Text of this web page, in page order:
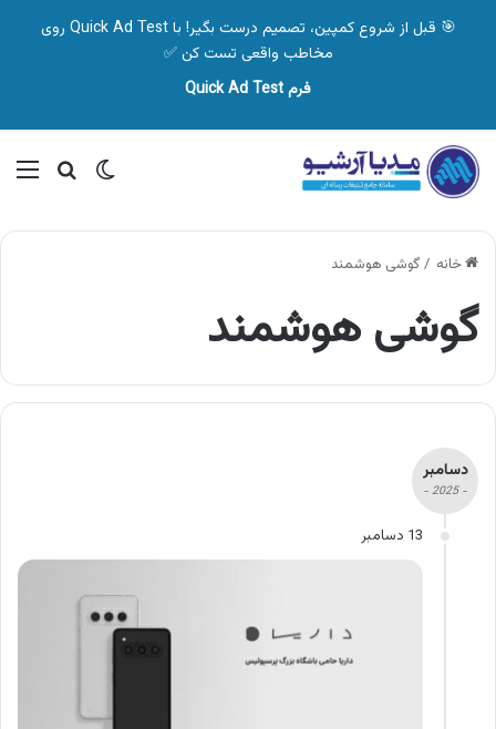
🎯 قبل از شروع کمپین، تصمیم درست بگیر! با Quick Ad Test روی
مخاطب واقعی تست کن ✅
فرم Quick Ad Test
تغییر پوسته
خانه / گوشی هوشمند
گوشی هوشمند
دسامبر
- 2025 -
13 دسامبر